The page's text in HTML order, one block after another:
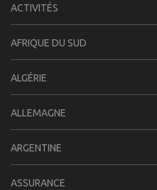
ACTIVITÉS
AFRIQUE DU SUD
ALGÉRIE
ALLEMAGNE
ARGENTINE
ASSURANCE